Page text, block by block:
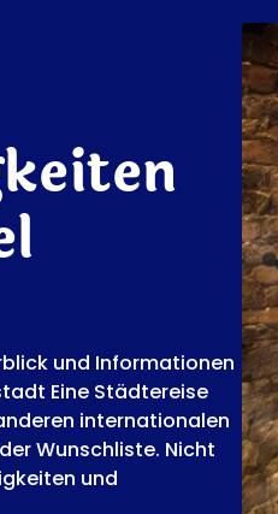
und Informationen
Eine Städtereise
internationalen
Wunschliste. Nicht
und